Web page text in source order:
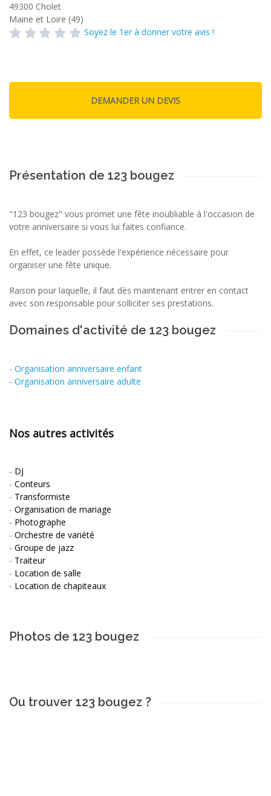
49300 Cholet
Maine et Loire (49)
Soyez le 1er à donner votre avis !
Présentation de 123 bougez
"123 bougez" vous promet une fête inoubliable à l'occasion de
votre anniversaire si vous lui faites confiance.
En effet, ce leader possède l'expérience nécessaire pour
organiser une fête unique.
Raison pour laquelle, il faut dès maintenant entrer en contact
avec son responsable pour solliciter ses prestations.
Domaines d'activité de 123 bougez
- Organisation anniversaire enfant
- Organisation anniversaire adulte
Nos autres activités
- DJ
- Conteurs
- Transformiste
- Organisation de mariage
- Photographe
- Orchestre de variété
- Groupe de jazz
- Traiteur
- Location de salle
- Location de chapiteaux
Photos de 123 bougez
Ou trouver 123 bougez ?